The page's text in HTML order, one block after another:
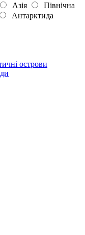
Азія
Північна
Антарктида
острови